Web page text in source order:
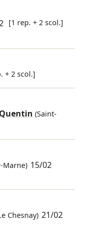
[1 rep. + 2 scol.]
+ 2 scol.]
(Saint-
Marne) 15/02
Chesnay) 21/02